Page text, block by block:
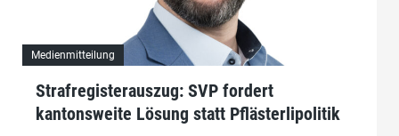
Medienmitteilung
Strafregisterauszug: SVP fordert
kantonsweite Lösung statt Pflästerlipolitik